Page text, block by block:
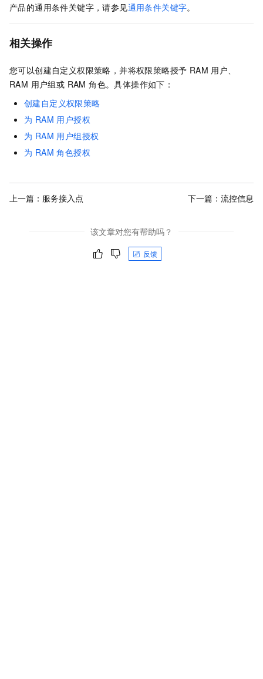
产品的通用条件关键字，请参见通用条件关键字。
相关操作
您可以创建自定义权限策略，并将权限策略授予 RAM 用户、
RAM 用户组或 RAM 角色。具体操作如下：
创建自定义权限策略
为 RAM 用户授权
为 RAM 用户组授权
为 RAM 角色授权
上一篇： 服务接入点 下一篇： 流控信息
该文章对您有帮助吗？
反馈